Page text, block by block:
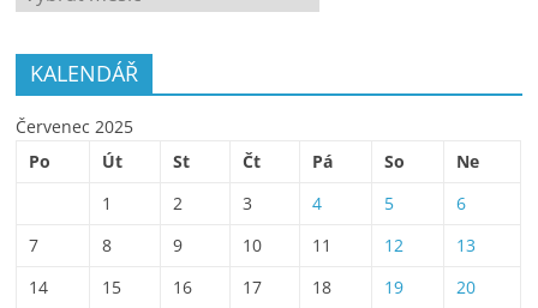
KALENDÁŘ
Červenec 2025
Po
Út St Čt Pá So
Ne
1
2 3 4 5
6
7
8 9 10 11 12
13
14
15 16 17 18 19
20